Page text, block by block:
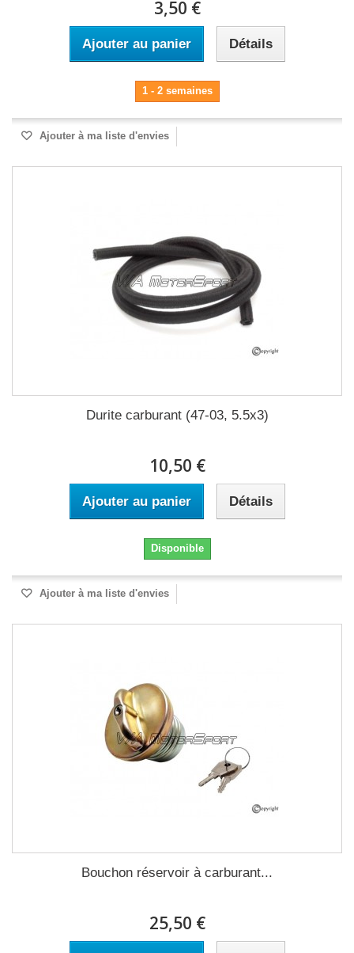
3,50 €
Ajouter au panier Détails
1 - 2 semaines
Ajouter à ma liste d'envies
Durite carburant (47-03, 5.5x3)
10,50 €
Ajouter au panier Détails
Disponible
Ajouter à ma liste d'envies
Bouchon réservoir à carburant...
25,50 €